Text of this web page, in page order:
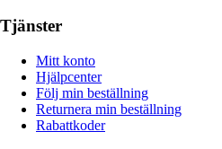
Tjänster
Mitt konto
Hjälpcenter
Följ min beställning
Returnera min beställning
Rabattkoder